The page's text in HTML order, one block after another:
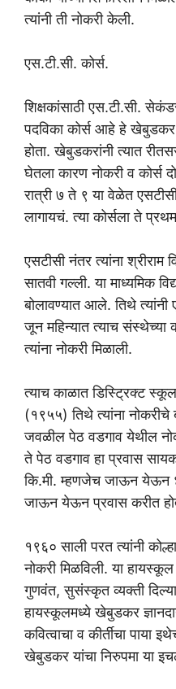
त्यांनी ती नोकरी केली.
एस.टी.सी. कोर्स.
शिक्षकांसाठी एस.टी.सी.
पदविका कोर्स आहे हे खेबुडकर
होता. खेबुडकरांनी त्यात
घेतला कारण नोकरी व कोर्स
रात्री ७ ते ९ या वेळेत
लागायचं. त्या कोर्सला ते
एसटीसी नंतर त्यांना श्रीराम
सातवी गल्ली. या माध्यमिक
बोलावण्यात आले. तिथे त्यांनी
जून महिन्यात त्याच संस्थेच्या
त्यांना नोकरी मिळाली.
त्याच काळात डिस्ट्रिक्ट
(१९५५) तिथे त्यांना नोकरीचे
जवळील पेठ वडगाव येथील
ते पेठ वडगाव हा प्रवास
कि.मी. म्हणजेच जाऊन येऊन
जाऊन येऊन प्रवास करीत
१९६० साली परत त्यांनी
नोकरी मिळविली. या
गुणवंत, सुसंस्कृत व्यक्ती
हायस्कूलमध्ये खेबुडकर
कवित्वाचा व कीर्तीचा पाया
खेबुडकर यांचा निरुपमा या